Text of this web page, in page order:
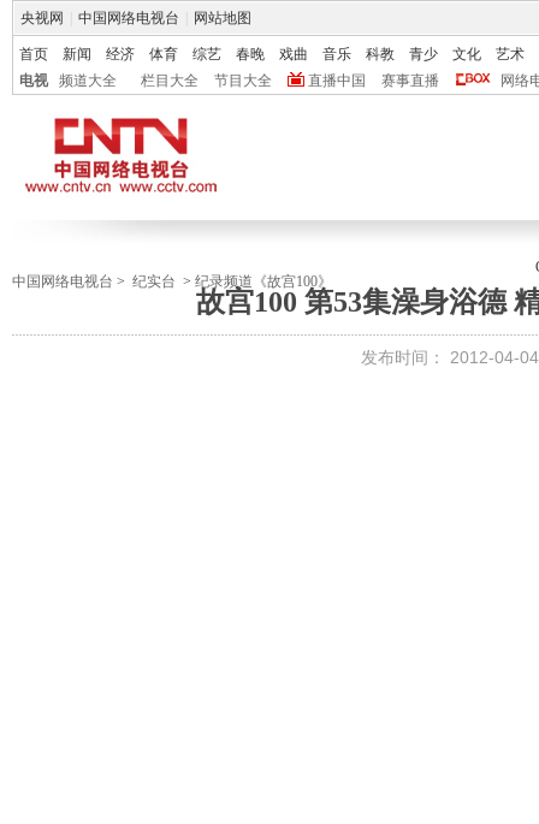
央视网 中国网络电视台 网站地图
首页 新闻 经济 体育 综艺 春晚 戏曲 音乐 科教 青少 文化
艺术
电视
频道大全 栏目大全 节目大全 直播中国 赛事直播 网络
中国网络电视台 > 纪实台 > 纪录频道《故宫100》
故宫100 第53集澡身浴德
发布时间： 2012-04-